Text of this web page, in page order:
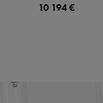
10 194 €